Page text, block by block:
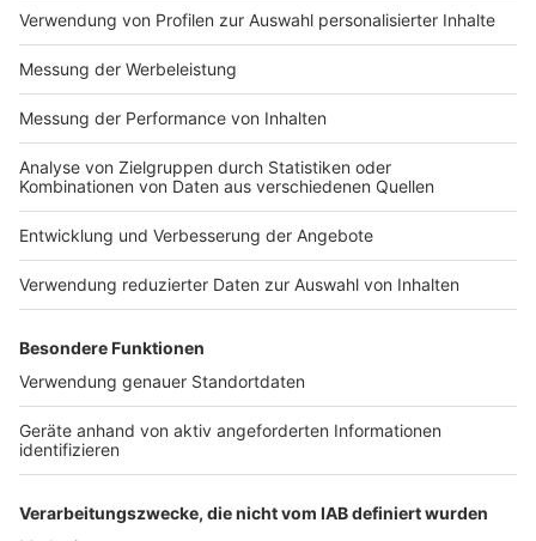
Impressum
Nutzungsbedingungen
Jobs
Presse
Werben
Archiv
ANTENNE BAYERN GROUP
Stiftung ANTENNE BAYERN
hilft
Teilnahmebedingungen
Kontakt
Studio-Hotline
Verkehrs-Hotline
Newsletter